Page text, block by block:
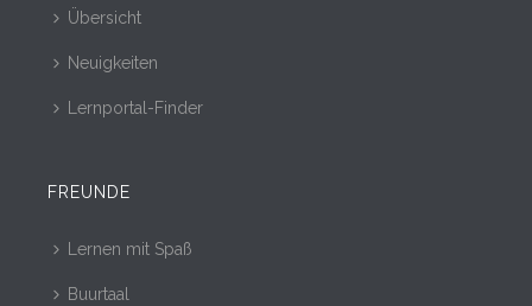
Übersicht
Neuigkeiten
Lernportal-Finder
FREUNDE
Lernen mit Spaß
Buurtaal